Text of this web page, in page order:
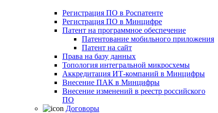
Регистрация ПО в Роспатенте
Регистрация ПО в Минцифре
Патент на программное обеспечение
Патентование мобильного приложения
Патент на сайт
Права на базу данных
Топология интегральной микросхемы
Аккредитация ИТ-компаний в Минцифры
Внесение ПАК в Минцифры
Внесение изменений в реестр российского
ПО
Договоры